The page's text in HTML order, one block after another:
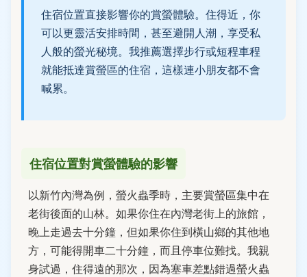
住宿位置直接影響你的賞螢體驗。住得近，你
可以更靈活安排時間，甚至避開人潮，享受私
人般的螢光秘境。我推薦選擇步行或短程車程
就能抵達賞螢區的住宿，這樣連小朋友都不會
喊累。
住宿位置對賞螢體驗的影響
以新竹內灣為例，螢火蟲季時，主要賞螢區集中在
老街後面的山林。如果你住在內灣老街上的旅館，
晚上走過去十分鐘，但如果你住到橫山鄉的其他地
方，可能得開車二十分鐘，而且停車位難找。我親
身試過，住得遠的那次，因為塞車差點錯過螢火蟲